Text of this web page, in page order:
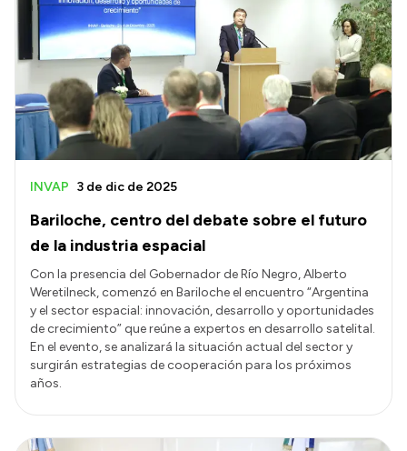
Bariloche, centro del debate sobre el futuro
de la industria espacial
INVAP 3 de dic de 2025
Con la presencia del Gobernador de Río Negro, Alberto
Weretilneck, comenzó en Bariloche el encuentro “Argentina
y el sector espacial: innovación, desarrollo y oportunidades
de crecimiento” que reúne a expertos en desarrollo satelital.
En el evento, se analizará la situación actual del sector y
surgirán estrategias de cooperación para los próximos
años.